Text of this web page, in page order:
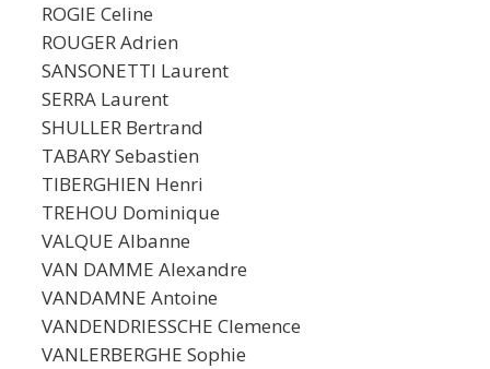
ROGIE Celine
ROUGER Adrien
SANSONETTI Laurent
SERRA Laurent
SHULLER Bertrand
TABARY Sebastien
TIBERGHIEN Henri
TREHOU Dominique
VALQUE Albanne
VAN DAMME Alexandre
VANDAMNE Antoine
VANDENDRIESSCHE Clemence
VANLERBERGHE Sophie